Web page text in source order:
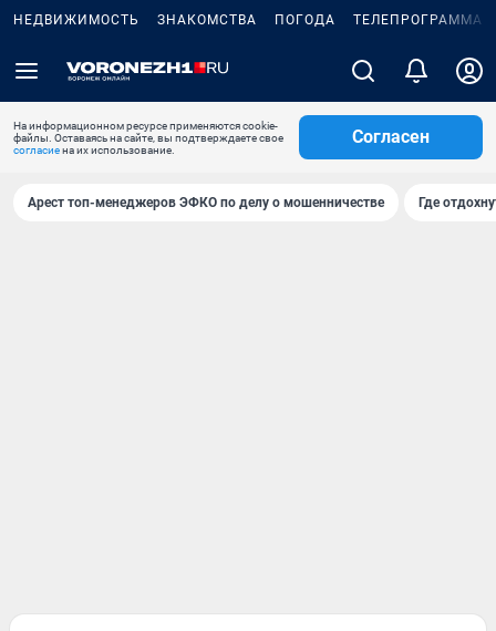
НЕДВИЖИМОСТЬ ЗНАКОМСТВА ПОГОДА ТЕЛЕПРОГРАММА
На информационном ресурсе применяются cookie-
файлы. Оставаясь на сайте, вы подтверждаете свое
согласиена их использование.
Согласен
Арест топ-менеджеров ЭФКО по делу о мошенничестве Где